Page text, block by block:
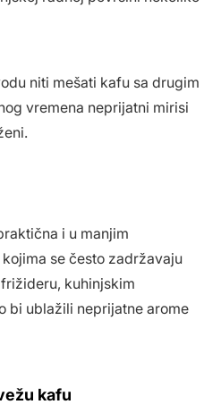
niti mešati kafu sa drugim
vremena neprijatni mirisi
i u manjim
se često zadržavaju
kuhinjskim
bi ublažili neprijatne arome
kafu